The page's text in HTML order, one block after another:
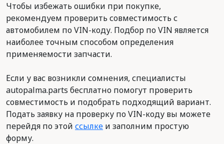
Чтобы избежать ошибки при покупке,
рекомендуем проверить совместимость с
автомобилем по VIN-коду. Подбор по VIN является
наиболее точным способом определения
применяемости запчасти.
Если у вас возникли сомнения, специалисты
autopalma.parts бесплатно помогут проверить
совместимость и подобрать подходящий вариант.
Подать заявку на проверку по VIN-коду вы можете
перейдя по этой ссылке и заполним простую
форму.